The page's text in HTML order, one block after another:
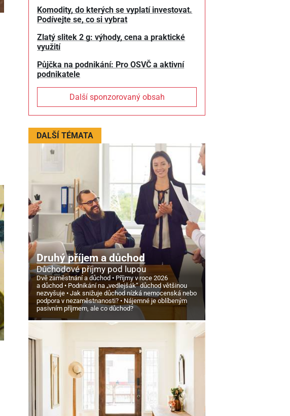
Komodity, do kterých se vyplatí investovat.
Podívejte se, co si vybrat
Zlatý slitek 2 g: výhody, cena a praktické
využití
Půjčka na podnikání: Pro OSVČ a aktivní
podnikatele
Další sponzorovaný obsah
DALŠÍ TÉMATA
Druhý příjem a důchod
Důchodové příjmy pod lupou
Dvě zaměstnání a důchod
Příjmy v roce 2026
a důchod
Podnikání na „vedlejšák“ důchod většinou
nezvyšuje
Jak snižuje důchod nízká nemocenská nebo
podpora v nezaměstnanosti?
Nájemné je oblíbeným
pasivním příjmem, ale co důchod?